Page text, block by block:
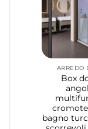
ARREDO
Box
bagno